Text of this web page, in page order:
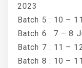
2023
Batch 5 : 10 –
Batch 6 : 7 – 8
Batch 7 : 11 –
Batch 8 : 10 –